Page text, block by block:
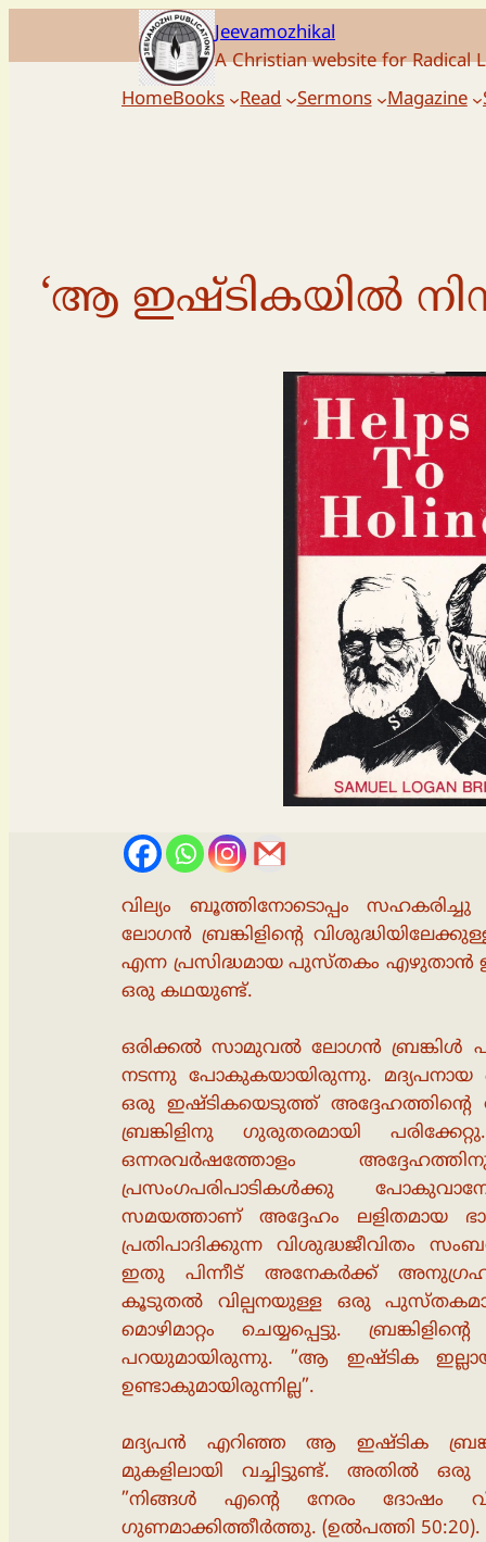
Jeevamozhikal
A Christian website for Radical
HomeBooks Read Sermons Magazine
‘ആ ഇഷ്ടികയില്‍
വില്യം ബൂത്തിനോടൊപ്പം സഹകരിച്ചു
ലോഗന്‍ ബ്രങ്കിളിന്റെ
എന്ന പ്രസിദ്ധമായ പുസ്തകം എഴുതാന്‍
ഒരു കഥയുണ്ട്.
ഒരിക്കല്‍ സാമുവല്‍ ലോഗന്‍ ബ്രങ്കിള്‍
നടന്നു പോകുകയായിരുന്നു. മദ്യപനായ
ഒരു ഇഷ്ടികയെടുത്ത്
ബ്രങ്കിളിനു ഗുരുതരമായി
ഒന്നരവര്‍ഷത്തോളം
പ്രസംഗപരിപാടികള്‍ക്കു
സമയത്താണ് അദ്ദേഹം ലളിതമായ
പ്രതിപാദിക്കുന്ന വിശുദ്ധജീവിതം
ഇതു പിന്നീട് അനേകര്‍ക്ക്
കൂടുതല്‍ വില്പനയുള്ള ഒരു
മൊഴിമാറ്റം ചെയ്യപ്പെട്ടു.
പറയുമായിരുന്നു. ”ആ ഇഷ്ടിക
ഉണ്ടാകുമായിരുന്നില്ല”.
മദ്യപന്‍ എറിഞ്ഞ ആ ഇഷ്ടിക
മുകളിലായി വച്ചിട്ടുണ്ട്. അതില്‍
”നിങ്ങള്‍ എന്റെ നേരം ദോഷം
ഗുണമാക്കിത്തീര്‍ത്തു. (ഉല്‍പത്തി 50:20).